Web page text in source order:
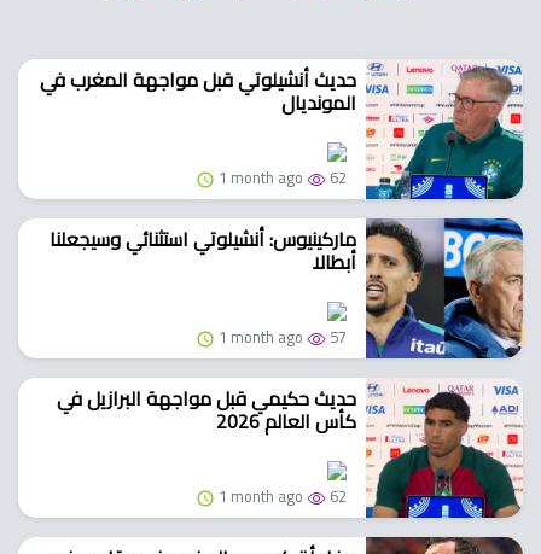
حديث أنشيلوتي قبل مواجهة المغرب في
المونديال
1 month ago 62
ماركينيوس: أنشيلوتي استثنائي وسيجعلنا
أبطالا
1 month ago 57
حديث حكيمي قبل مواجهة البرازيل في
كأس العالم 2026
1 month ago 62